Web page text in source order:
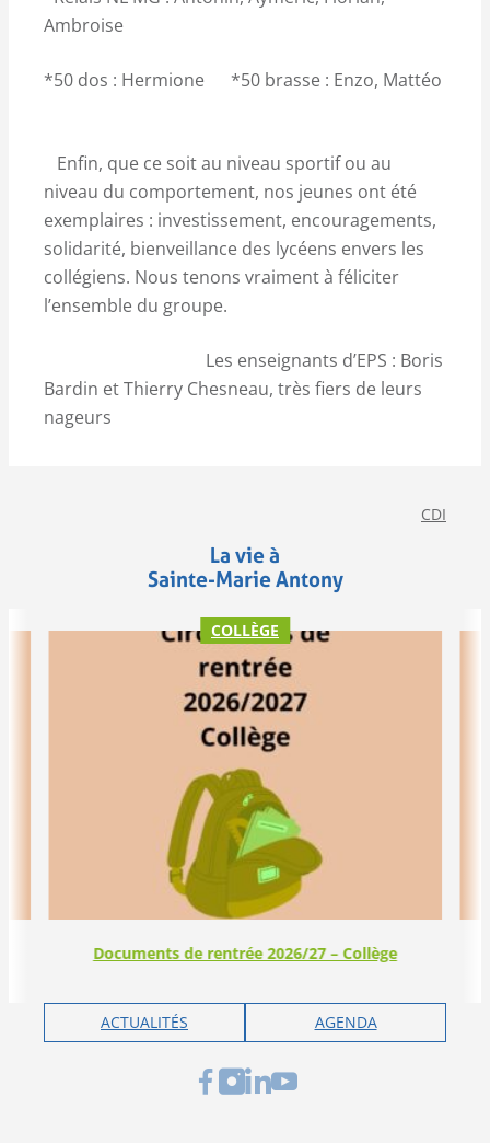
Ambroise
*50 dos : Hermione *50 brasse : Enzo, Mattéo
Enfin, que ce soit au niveau sportif ou au
niveau du comportement, nos jeunes ont été
exemplaires : investissement, encouragements,
solidarité, bienveillance des lycéens envers les
collégiens. Nous tenons vraiment à féliciter
l’ensemble du groupe.
Les enseignants d’EPS : Boris
Bardin et Thierry Chesneau, très fiers de leurs
nageurs
CDI
La vie à
Sainte-Marie Antony
Documents de rentrée 2026/27 – Collège
COLLÈGE
ACTUALITÉS AGENDA